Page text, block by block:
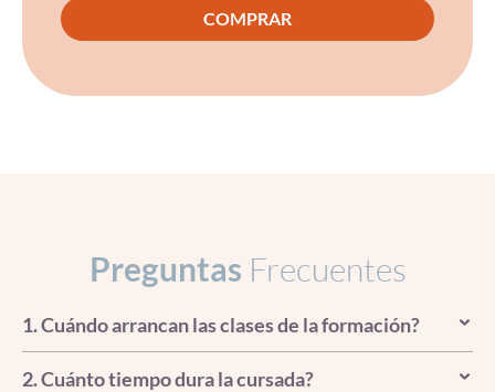
COMPRAR
Preguntas Frecuentes
1. Cuándo arrancan las clases de la formación?
2. Cuánto tiempo dura la cursada?